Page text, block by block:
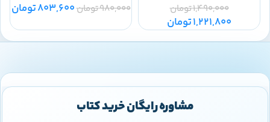
1,490,000تومان
1,221,800تومان
980,000تومان803,600تومان
مشاوره رایگان خرید کتاب